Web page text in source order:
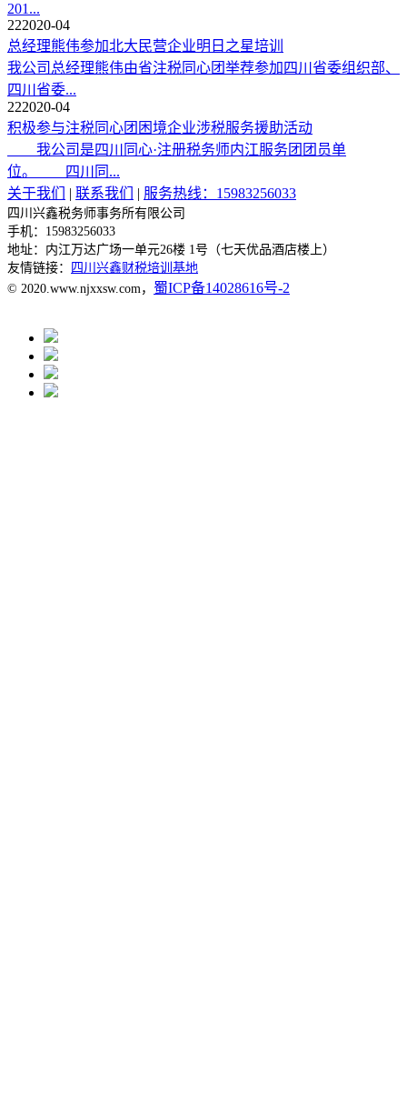
201...
222020-04
总经理熊伟参加北大民营企业明日之星培训
我公司总经理熊伟由省注税同心团举荐参加四川省委组织部、
四川省委...
222020-04
积极参与注税同心团困境企业涉税服务援助活动
我公司是四川同心·注册税务师内江服务团团员单
位。 四川同...
关于我们
| 联系我们 | 服务热线：15983256033
四川兴鑫税务师事务所有限公司
手机：15983256033
地址： 内江万达广场一单元26楼 1号（七天优品酒店楼上）
友情链接：
四川兴鑫财税培训基地
© 2020.www.njxxsw.com， 蜀ICP备14028616号-2